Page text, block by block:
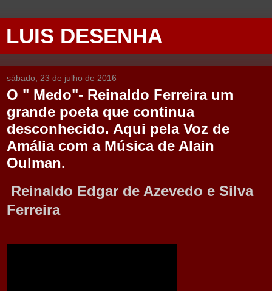
LUIS DESENHA
sábado, 23 de julho de 2016
O " Medo"- Reinaldo Ferreira um
grande poeta que continua
desconhecido. Aqui pela Voz de
Amália com a Música de Alain
Oulman.
Reinaldo Edgar de Azevedo e Silva
Ferreira